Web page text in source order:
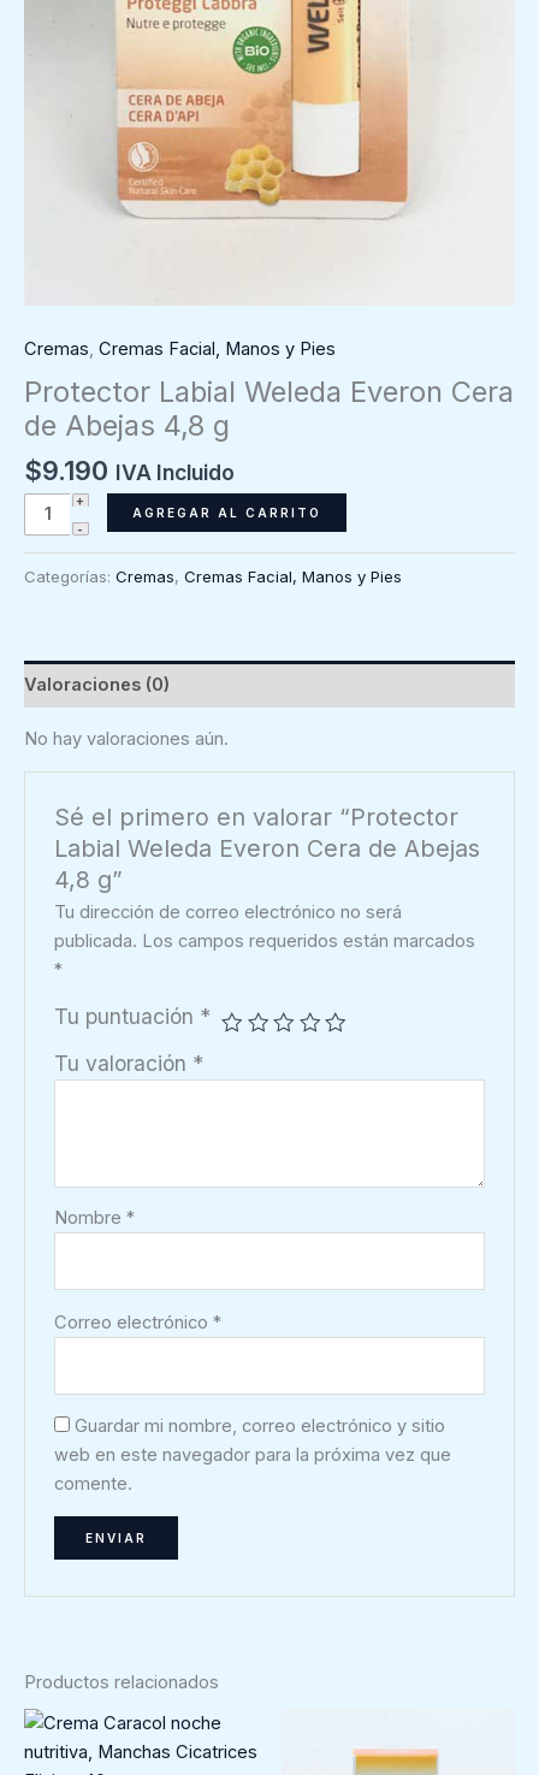
Cremas, Cremas Facial, Manos y Pies
Protector Labial Weleda Everon Cera
de Abejas 4,8 g
$9.190 IVA Incluido
Protector
Labial
Everon
Abejas
4,8
g
cantidad
AGREGAR AL CARRITO
Categorías: Cremas, Cremas Facial, Manos y Pies
Valoraciones (0)
No hay valoraciones aún.
Sé el primero en valorar “Protector
Labial Weleda Everon Cera de Abejas
4,8 g”
Tu dirección de correo electrónico no será
publicada. Los campos requeridos están marcados
*
Tu puntuación *
Tu valoración *
Nombre*
Correo electrónico*
Guardar mi nombre, correo electrónico y sitio
web en este navegador para la próxima vez que
comente.
Productos relacionados